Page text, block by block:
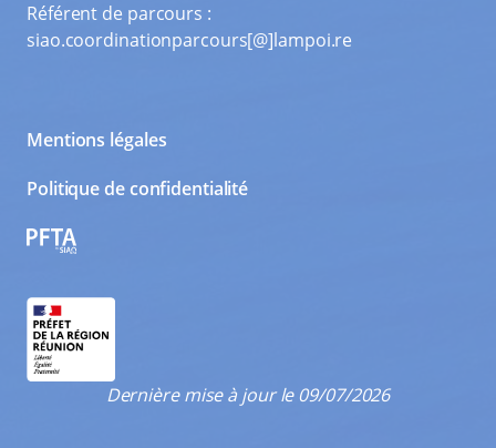
Référent de parcours :
siao.coordinationparcours[@]lampoi.re
Mentions légales
Politique de confidentialité
PFTA
Dernière mise à jour le 09/07/2026